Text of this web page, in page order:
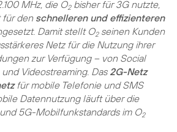
MHz, die O2bisher für 3G nutzte,
für den schnelleren und effizienteren
Damit stellt O2seinen Kunden
Netz für die Nutzung ihrer
zur Verfügung – von Social
Videostreaming. Das 2G-Netz
für mobile Telefonie und SMS
Datennutzung läuft über die
5G-Mobilfunkstandards im O2